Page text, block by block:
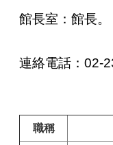
館長室：館長。
連絡電話：02-
職稱